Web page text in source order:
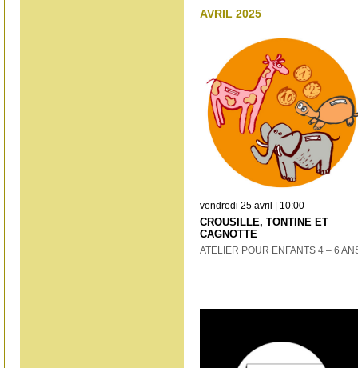
AVRIL 2025
vendredi 25 avril | 10:00
CROUSILLE, TONTINE ET
CAGNOTTE
ATELIER POUR ENFANTS 4 – 6